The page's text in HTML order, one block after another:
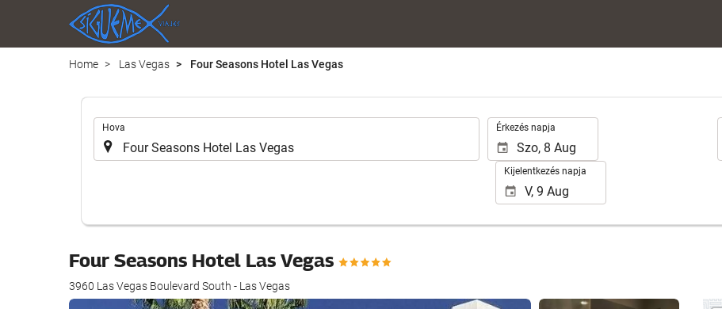
Home Las Vegas Four Seasons Hotel Las Vegas
Hova Érkezés napja
Kijelentkezés napja
Four Seasons Hotel Las Vegas
3960 Las Vegas Boulevard South - Las Vegas